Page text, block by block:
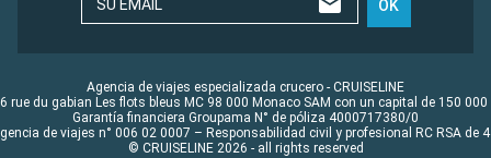
SU EMAIL OK
Agencia de viajes especializada crucero - CRUISELINE
rue du gabian Les flots bleus MC 98 000 Monaco SAM con un capital de 150 000
Garantía financiera Groupama N° de póliza 4000717380/0
de viajes n° 006 02 0007 – Responsabilidad civil y profesional RC RSA de
© CRUISELINE 2026 - all rights reserved